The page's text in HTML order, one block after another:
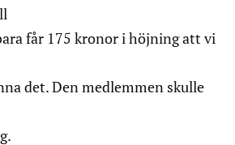
får 175 kronor i höjning att vi
det. Den medlemmen skulle